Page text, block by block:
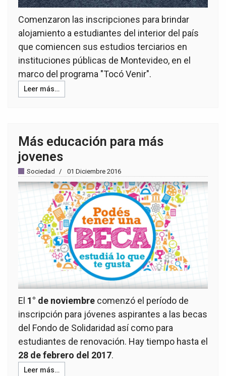
Comenzaron las inscripciones para brindar
alojamiento a estudiantes del interior del país
que comiencen sus estudios terciarios en
instituciones públicas de Montevideo, en el
marco del programa "Tocó Venir".
Leer más…
Más educación para más
jovenes
Sociedad 01 Diciembre 2016
El 1° de noviembre comenzó el período de
inscripción para jóvenes aspirantes a las becas
del Fondo de Solidaridad así como para
estudiantes de renovación. Hay tiempo hasta el
28 de febrero del 2017.
Leer más…